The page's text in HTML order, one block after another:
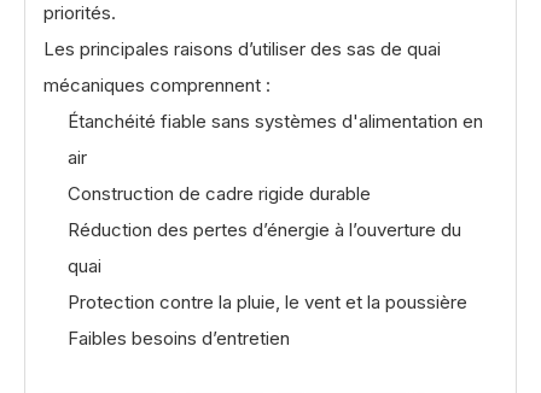
priorités.
Les principales raisons d’utiliser des sas de quai
mécaniques comprennent :
Étanchéité fiable sans systèmes d'alimentation en
air
Construction de cadre rigide durable
Réduction des pertes d’énergie à l’ouverture du
quai
Protection contre la pluie, le vent et la poussière
Faibles besoins d’entretien